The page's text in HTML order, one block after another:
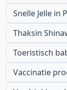
Snelle Jelle in
Thaksin
Toeristisch
Vaccinatie